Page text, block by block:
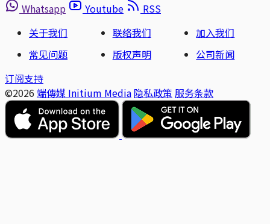
Whatsapp
Youtube
RSS
关于我们
联络我们
加入我们
常见问题
版权声明
公司新闻
订阅支持
©2026 端傳媒 Initium Media 隐私政策 服务条款